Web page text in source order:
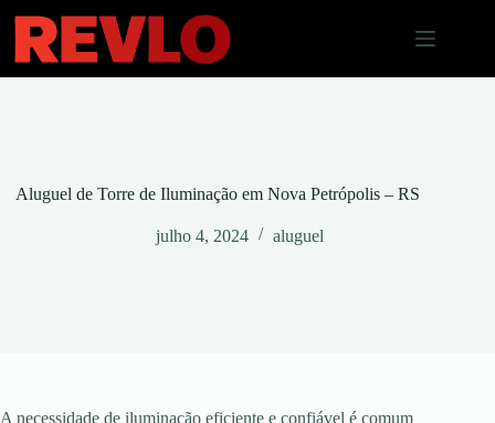
para
conteúdo
Aluguel de Torre de Iluminação em Nova Petrópolis – RS
julho 4, 2024 aluguel
A necessidade de iluminação eficiente e confiável é comum